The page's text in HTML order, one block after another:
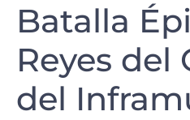
Batalla
Reyes del
del